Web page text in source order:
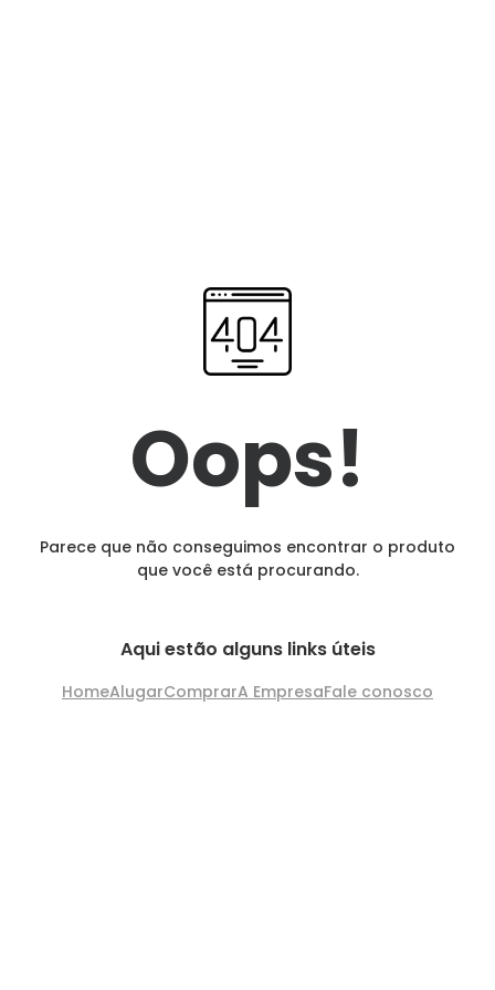
Oops!
Parece que não conseguimos encontrar o produto
que você está procurando.
Aqui estão alguns links úteis
HomeAlugarComprarA EmpresaFale conosco